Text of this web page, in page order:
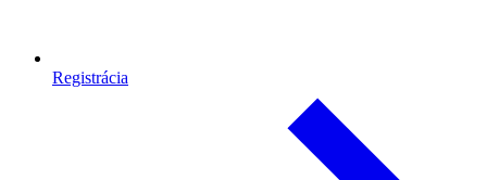
Registrácia